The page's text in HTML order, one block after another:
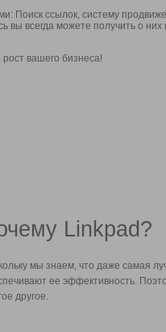
Поиск ссылок, систему
вы всегда можете получить о
вашего бизнеса!
Linkpad?
мы знаем, что даже самая
ее эффективность.
другое.